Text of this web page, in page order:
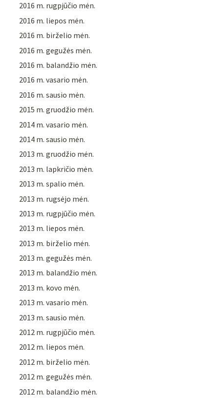
2016 m. rugpjūčio mėn.
2016 m. liepos mėn.
2016 m. birželio mėn.
2016 m. gegužės mėn.
2016 m. balandžio mėn.
2016 m. vasario mėn.
2016 m. sausio mėn.
2015 m. gruodžio mėn.
2014 m. vasario mėn.
2014 m. sausio mėn.
2013 m. gruodžio mėn.
2013 m. lapkričio mėn.
2013 m. spalio mėn.
2013 m. rugsėjo mėn.
2013 m. rugpjūčio mėn.
2013 m. liepos mėn.
2013 m. birželio mėn.
2013 m. gegužės mėn.
2013 m. balandžio mėn.
2013 m. kovo mėn.
2013 m. vasario mėn.
2013 m. sausio mėn.
2012 m. rugpjūčio mėn.
2012 m. liepos mėn.
2012 m. birželio mėn.
2012 m. gegužės mėn.
2012 m. balandžio mėn.